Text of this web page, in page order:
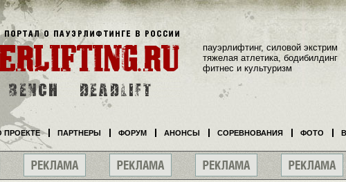
пауэрлифтинг, силовой экстрим
тяжелая атлетика, бодибилдинг
фитнес и культуризм
ПРОЕКТЕ ПАРТНЕРЫ ФОРУМ АНОНСЫ СОРЕВНОВАНИЯ ФОТО